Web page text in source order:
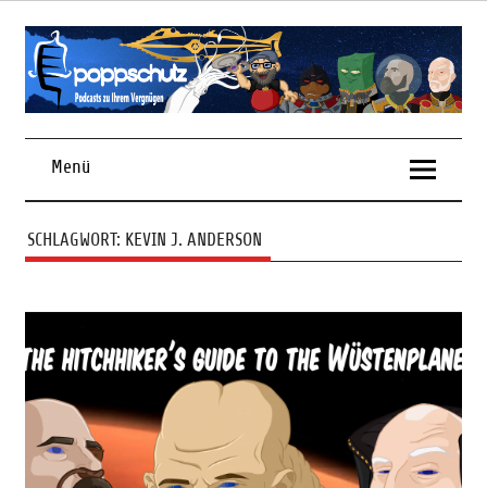
Skip
contentPodcasts zu Ihrem Vergnügen
Menü
SCHLAGWORT: KEVIN J. ANDERSON